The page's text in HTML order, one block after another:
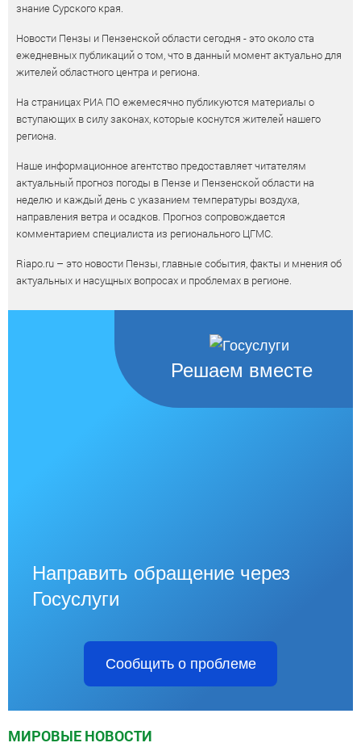
знание Сурского края.
Новости Пензы и Пензенской области сегодня - это около ста
ежедневных публикаций о том, что в данный момент актуально для
жителей областного центра и региона.
На страницах РИА ПО ежемесячно публикуются материалы о
вступающих в силу законах, которые коснутся жителей нашего
региона.
Наше информационное агентство предоставляет читателям
актуальный прогноз погоды в Пензе и Пензенской области на
неделю и каждый день с указанием температуры воздуха,
направления ветра и осадков. Прогноз сопровождается
комментарием специалиста из регионального ЦГМС.
Riapo.ru – это новости Пензы, главные события, факты и мнения об
актуальных и насущных вопросах и проблемах в регионе.
Решаем вместе
Направить обращение через
Госуслуги
Сообщить о проблеме
МИРОВЫЕ НОВОСТИ